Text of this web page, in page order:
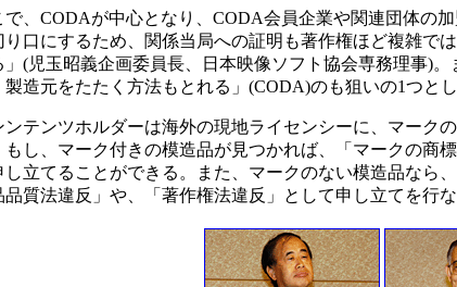
、CODAが中心となり、CODA会員企業や関連団体の
り口にするため、関係当局への証明も著作権ほど複雑で
」(児玉昭義企画委員長、日本映像ソフト協会専務理事)
製造元をたたく方法もとれる」(CODA)のも狙いの1つとし
テンツホルダーは海外の現地ライセンシーに、マーク
もし、マーク付きの模造品が見つかれば、「マークの商
し立てることができる。また、マークのない模造品なら
品質法違反」や、「著作権法違反」として申し立てを行な